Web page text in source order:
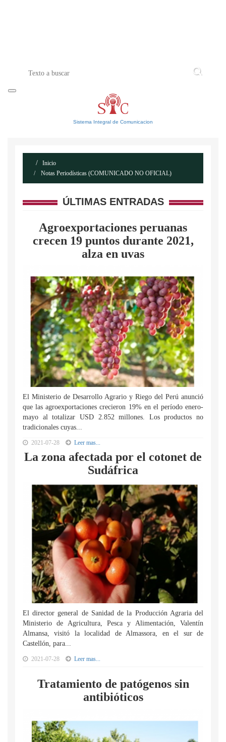
Sistema Integral de Comunicacion
Inicio
Notas Periodísticas (COMUNICADO NO OFICIAL)
ÚLTIMAS ENTRADAS
Agroexportaciones peruanas
crecen 19 puntos durante 2021,
alza en uvas
El Ministerio de Desarrollo Agrario y Riego del Perú anunció
que las agroexportaciones crecieron 19% en el período enero-
mayo al totalizar USD 2.852 millones. Los productos no
tradicionales cuyas...
2021-07-28 Leer mas...
La zona afectada por el cotonet de
Sudáfrica
El director general de Sanidad de la Producción Agraria del
Ministerio de Agricultura, Pesca y Alimentación, Valentín
Almansa, visitó la localidad de Almassora, en el sur de
Castellón, para...
2021-07-28 Leer mas...
Tratamiento de patógenos sin
antibióticos